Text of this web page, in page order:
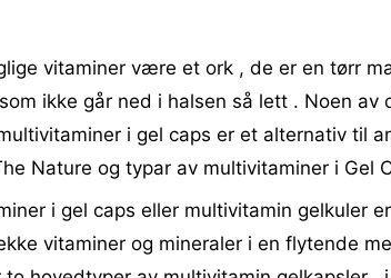
vitaminer være et ork , de er en tørr
ikke går ned i halsen så lett . Noen av
i gel caps er et alternativ til
Nature og typar av multivitaminer i Gel
i gel caps eller multivitamin gelkuler
vitaminer og mineraler i en flytende